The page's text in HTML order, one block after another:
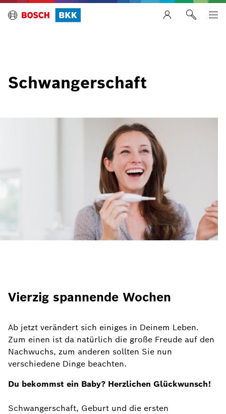
Schwangerschaft
Vierzig spannende Wochen
Ab jetzt verändert sich einiges in Deinem Leben.
Zum einen ist da natürlich die große Freude auf den
Nachwuchs, zum anderen sollten Sie nun
verschiedene Dinge beachten.
Du bekommst ein Baby? Herzlichen Glückwunsch!
Schwangerschaft, Geburt und die ersten